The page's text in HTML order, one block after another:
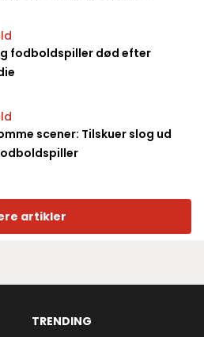
fodboldspiller død efter
scener: Tilskuer slog ud
artikler
TRENDING